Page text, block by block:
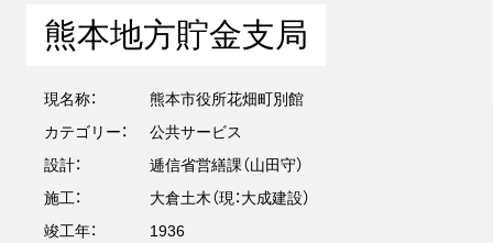
熊本地方貯金支局
現名称：
熊本市役所花畑町別館
カテゴリー：
公共サービス
設計：
逓信省営繕課（山田守）
施工：
大倉土木（現：大成建設）
竣工年：
1936